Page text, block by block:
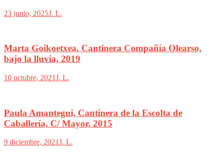
23 junio, 2025J. L.
Marta Goikoetxea, Cantinera Compañía Olearso,
bajo la lluvia, 2019
10 octubre, 2021J. L.
Paula Amantegui, Cantinera de la Escolta de
Caballería, C/ Mayor, 2015
9 diciembre, 2021J. L.